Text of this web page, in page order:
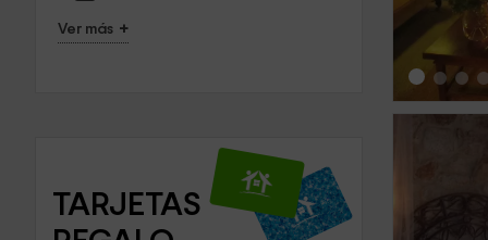
Ver más +
TARJETAS